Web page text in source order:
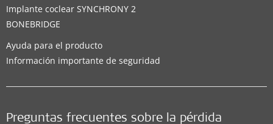
Implante coclear SYNCHRONY 2
BONEBRIDGE
Ayuda para el producto
Información importante de seguridad
Preguntas frecuentes sobre la pérdida